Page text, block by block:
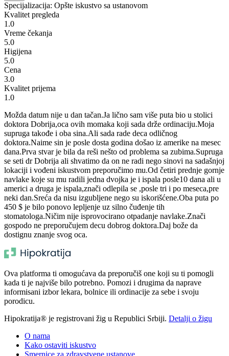
Specijalizacija: Opšte iskustvo sa ustanovom
Kvalitet pregleda
1.0
Vreme čekanja
5.0
Higijena
5.0
Cena
3.0
Kvalitet prijema
1.0
Možda datum nije u dan tačan.Ja lično sam više puta bio u stolici
doktora Dobrija,oca ovih momaka koji sada drže ordinaciju.Moja
supruga takođe i oba sina.Ali sada rade deca odličnog
doktora.Naime sin je posle dosta godina došao iz amerike na mesec
dana.Prva stvar je bila da reši nešto od problema sa zubima.Supruga
se seti dr Dobrija ali shvatimo da on ne radi nego sinovi na sadašnjoj
lokaciji i vođeni iskustvom preporučimo mu.Od četiri prednje gornje
navlake koje su mu radili jedna dvojka je i ispala posle10 dana ali u
americi a druga je ispala,znači odlepila se ,posle tri i po meseca,pre
neki dan.Sreća da nisu izgubljene nego su iskorišćene.Oba puta po
450 $ je bilo ponovo lepljenje uz silno čuđenje tih
stomatologa.Ničim nije isprovocirano otpadanje navlake.Znači
gospodo ne preporučujem decu dobrog doktora.Daj bože da
dostignu znanje svog oca.
Ova platforma ti omogućava da preporučiš one koji su ti pomogli
kada ti je najviše bilo potrebno. Pomozi i drugima da naprave
informisani izbor lekara, bolnice ili ordinacije za sebe i svoju
porodicu.
Hipokratija® je registrovani žig u Republici Srbiji. Detalji o žigu
O nama
Kako ostaviti iskustvo
Smernice za zdravstvene ustanove